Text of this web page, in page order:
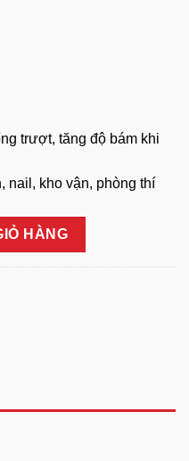
trượt, tăng độ bám khi
nail, kho vận, phòng thí
HÀNG